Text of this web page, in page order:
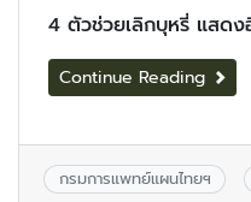
4 ตัวช่วยเลิกบุหรี่ แสด
Continue Reading
กรมการแพทย์แผนไทยฯ